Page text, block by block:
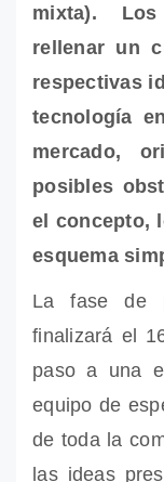
mixta).
rellenar un
respectivas
tecnología
mercado,
posibles
el concepto,
esquema
La fase de
finalizará el
paso a una
equipo de
de toda la
las ideas